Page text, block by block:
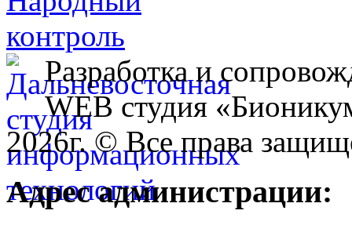
Разработка и
WEB студия
2026г. © Все права
Адрес администрации: